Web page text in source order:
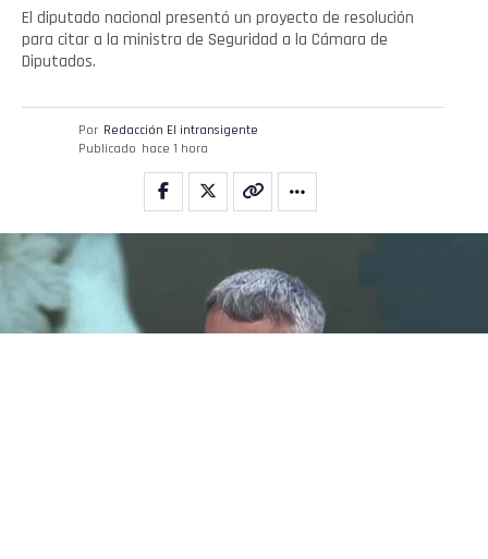
El diputado nacional presentó un proyecto de resolución
para citar a la ministra de Seguridad a la Cámara de
Diputados.
Por Redacción El intransigente
Publicado hace 1 hora